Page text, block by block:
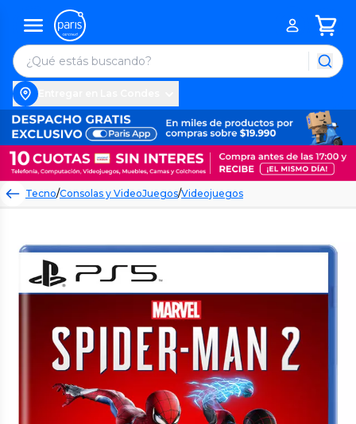
Tecno/Consolas y VideoJuegos/Videojuegos